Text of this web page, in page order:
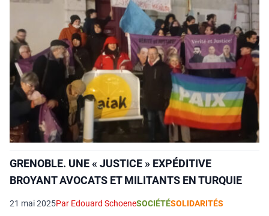
GRENOBLE. UNE « JUSTICE » EXPÉDITIVE
BROYANT AVOCATS ET MILITANTS EN TURQUIE
21 mai 2025Par Edouard SchoeneSOCIÉTÉSOLIDARITÉS